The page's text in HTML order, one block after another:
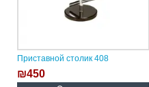
Приставной столик 408
₪450